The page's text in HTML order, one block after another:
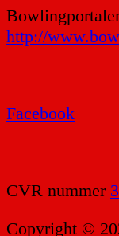
http://
Facebook
CVR nummer
Copyright ©